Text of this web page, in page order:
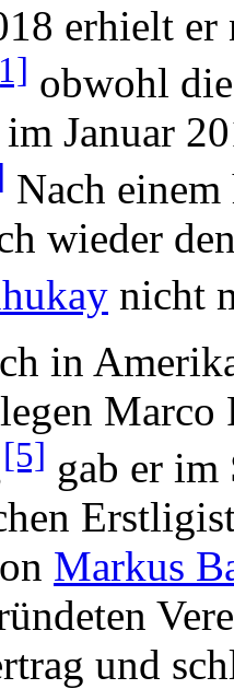
erhielt er
obwohl
Januar
Nach einem
wieder
nicht
in
[5] gab er im
Markus
und